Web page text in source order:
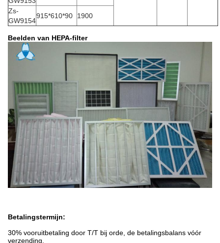
Zs-
GW9154
915*610*90 1900
Beelden van HEPA-filter
Betalingstermijn:
30% vooruitbetaling door T/T bij orde, de betalingsbalans vóór
verzending.